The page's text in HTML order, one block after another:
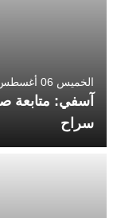
الخميس 06 أغسطس 2026 - 9:20
آسفي: متابعة
سراح